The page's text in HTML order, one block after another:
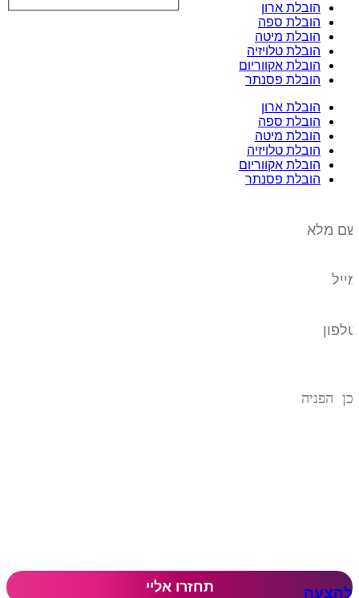
הובלת ארון
הובלת ספה
הובלת מיטה
הובלת טלויזיה
הובלת אקווריום
הובלת פסנתר
הובלת ארון
הובלת ספה
הובלת מיטה
הובלת טלויזיה
הובלת אקווריום
הובלת פסנתר
להצעה